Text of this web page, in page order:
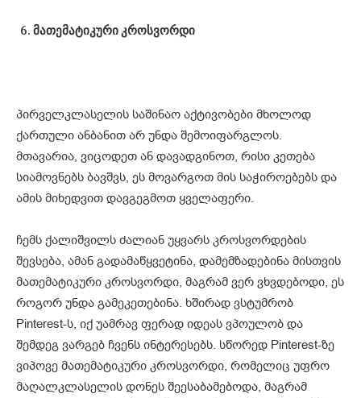
მათემატიკური კროსვორდი
პირველკლასელის საშინაო აქტივობები მხოლოდ
ქართული ანბანით არ უნდა შემოიფარგლოს.
მთავარია, ვიცოდეთ ან დავადგინოთ, რისი კეთება
სიამოვნებს ბავშვს, ეს მოვარგოთ მის საჭიროებებს და
ამის მიხედვით დავგეგმოთ ყველაფერი.
ჩემს ქალიშვილს ძალიან უყვარს კროსვორდების
შევსება, ამან გადამაწყვეტინა, დამემზადებინა მისთვის
მათემატიკური კროსვორდი, მაგრამ ვერ ვხვდებოდი, ეს
როგორ უნდა გამეკეთებინა. ხშირად ვსტუმრობ
Pinterest-ს, იქ უამრავ ფერად იდეას ვპოულობ და
შემდეგ ვარგებ ჩვენს ინტერესებს. სწორედ Pinterest-ზე
ვიპოვე მათემატიკური კროსვორდი, რომელიც უფრო
მაღალკლასელის დონეს შეესაბამებოდა, მაგრამ